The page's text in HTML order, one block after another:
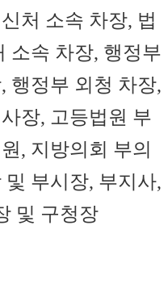
처 소속 차장, 법
소속 차장, 행정부
행정부 외청 차장,
장, 고등법원 부
, 지방의회 부의
부시장, 부지사,
및 구청장